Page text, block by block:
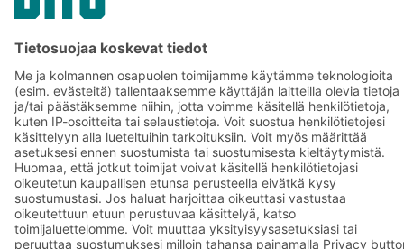
Laatikot ja säiliöt
Kuljetusjärjestelmät
Palvelumme
Yhteydenottolomake
Yritys
Tietoa meistä
Kansainvälinen verkostomme
Tehtaamme
Follow us